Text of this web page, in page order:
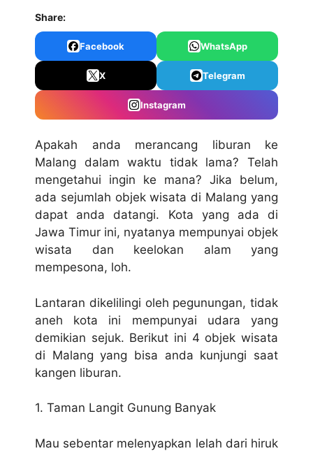
Share:
Facebook WhatsApp
X Telegram
Instagram
Apakah anda merancang liburan ke
Malang dalam waktu tidak lama? Telah
mengetahui ingin ke mana? Jika belum,
ada sejumlah objek wisata di Malang yang
dapat anda datangi. Kota yang ada di
Jawa Timur ini, nyatanya mempunyai objek
wisata dan keelokan alam yang
mempesona, loh.
Lantaran dikelilingi oleh pegunungan, tidak
aneh kota ini mempunyai udara yang
demikian sejuk. Berikut ini 4 objek wisata
di Malang yang bisa anda kunjungi saat
kangen liburan.
1. Taman Langit Gunung Banyak
Mau sebentar melenyapkan lelah dari hiruk